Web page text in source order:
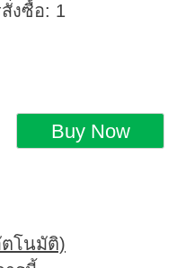
งซื้อ: 1
ตโนมัติ)